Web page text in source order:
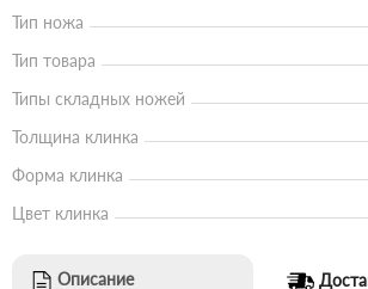
Тип ножа
Тип товара
Типы складных ножей
Толщина клинка
Форма клинка
Цвет клинка
Описание